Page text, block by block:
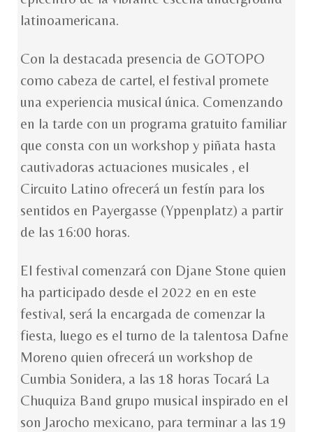
latinoamericana.
Con la destacada presencia de GOTOPO
como cabeza de cartel, el festival promete
una experiencia musical única. Comenzando
en la tarde con un programa gratuito familiar
que consta con un workshop y piñata hasta
cautivadoras actuaciones musicales , el
Circuito Latino ofrecerá un festín para los
sentidos en Payergasse (Yppenplatz) a partir
de las 16:00 horas.
El festival comenzará con Djane Stone quien
ha participado desde el 2022 en en este
festival, será la encargada de comenzar la
fiesta, luego es el turno de la talentosa Dafne
Moreno quien ofrecerá un workshop de
Cumbia Sonidera, a las 18 horas Tocará La
Chuquiza Band grupo musical inspirado en el
son Jarocho mexicano, para terminar a las 19